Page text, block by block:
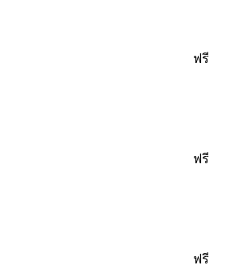
ฟรี
ฟรี
ฟรี